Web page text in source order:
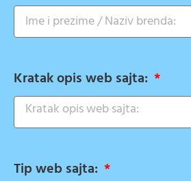
Kratak opis web sajta:
Tip web sajta: